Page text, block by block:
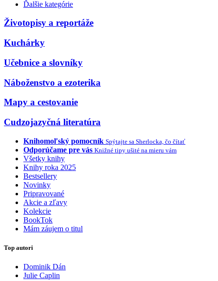
Ďalšie kategórie
Životopisy a reportáže
Kuchárky
Učebnice a slovníky
Náboženstvo a ezoterika
Mapy a cestovanie
Cudzojazyčná literatúra
Knihomoľský pomocník Spýtajte sa Sherlocka, čo čítať
Odporúčame pre vás Knižné tipy ušité na mieru vám
Všetky knihy
Knihy roka 2025
Bestsellery
Novinky
Pripravované
Akcie a zľavy
Kolekcie
BookTok
Mám záujem o titul
Top autori
Dominik Dán
Julie Caplin